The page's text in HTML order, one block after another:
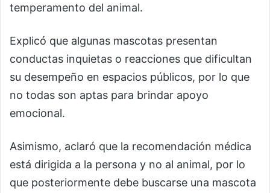
temperamento del animal.
Explicó que algunas mascotas presentan
conductas inquietas o reacciones que dificultan
su desempeño en espacios públicos, por lo que
no todas son aptas para brindar apoyo
emocional.
Asimismo, aclaró que la recomendación médica
está dirigida a la persona y no al animal, por lo
que posteriormente debe buscarse una mascota